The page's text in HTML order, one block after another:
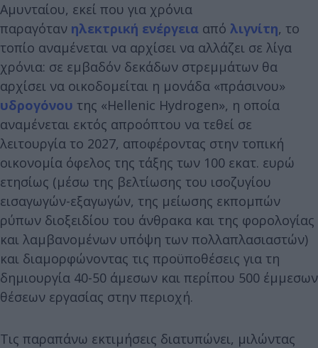
Αμυνταίου, εκεί που για χρόνια
παραγόταν ηλεκτρική ενέργεια από λιγνίτη, το
τοπίο αναμένεται να αρχίσει να αλλάζει σε λίγα
χρόνια: σε εμβαδόν δεκάδων στρεμμάτων θα
αρχίσει να οικοδομείται η μονάδα «πράσινου»
υδρογόνου της «Hellenic Hydrogen», η οποία
αναμένεται εκτός απροόπτου να τεθεί σε
λειτουργία το 2027, αποφέροντας στην τοπική
οικονομία όφελος της τάξης των 100 εκατ. ευρώ
ετησίως (μέσω της βελτίωσης του ισοζυγίου
εισαγωγών-εξαγωγών, της μείωσης εκπομπών
ρύπων διοξειδίου του άνθρακα και της φορολογίας
και λαμβανομένων υπόψη των πολλαπλασιαστών)
και διαμορφώνοντας τις προϋποθέσεις για τη
δημιουργία 40-50 άμεσων και περίπου 500 έμμεσων
θέσεων εργασίας στην περιοχή.
Τις παραπάνω εκτιμήσεις διατυπώνει, μιλώντας